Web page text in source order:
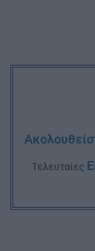
Tελευταίες